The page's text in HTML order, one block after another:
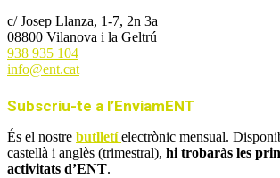
c/ Josep Llanza, 1-7, 2n 3a
08800 Vilanova i la Geltrú
938 935 104
info@ent.cat
Subscriu-te a l’EnviamENT
És el nostre butlletí electrònic mensual.
castellà i anglès (trimestral), hi trobaràs les
activitats d’ENT.